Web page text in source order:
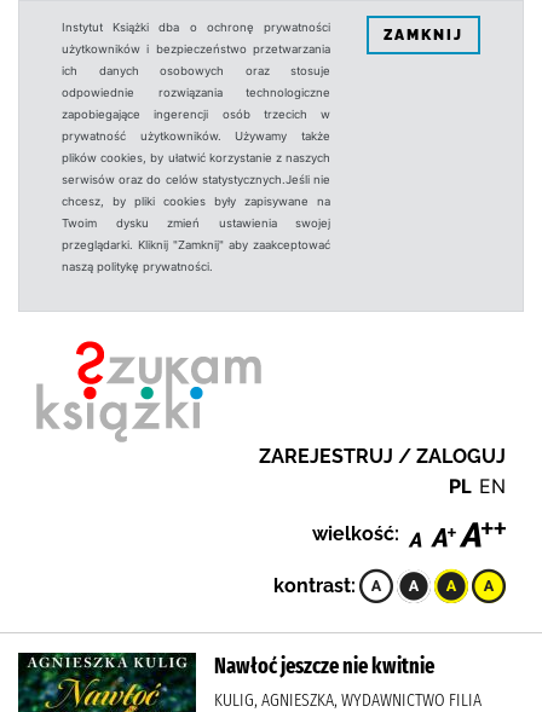
Instytut Książki dba o ochronę prywatności
użytkowników i bezpieczeństwo przetwarzania
ich danych osobowych oraz stosuje
odpowiednie rozwiązania technologiczne
zapobiegające ingerencji osób trzecich w
prywatność użytkowników. Używamy także
plików cookies, by ułatwić korzystanie z naszych
serwisów oraz do celów statystycznych.Jeśli nie
chcesz, by pliki cookies były zapisywane na
Twoim dysku zmień ustawienia swojej
przeglądarki. Kliknij "Zamknij" aby zaakceptować
naszą politykę prywatności.
ZAMKNIJ
ZAREJESTRUJ / ZALOGUJ
PL EN
wielkość:
kontrast:
Nawłoć jeszcze nie kwitnie
KULIG, AGNIESZKA, WYDAWNICTWO FILIA